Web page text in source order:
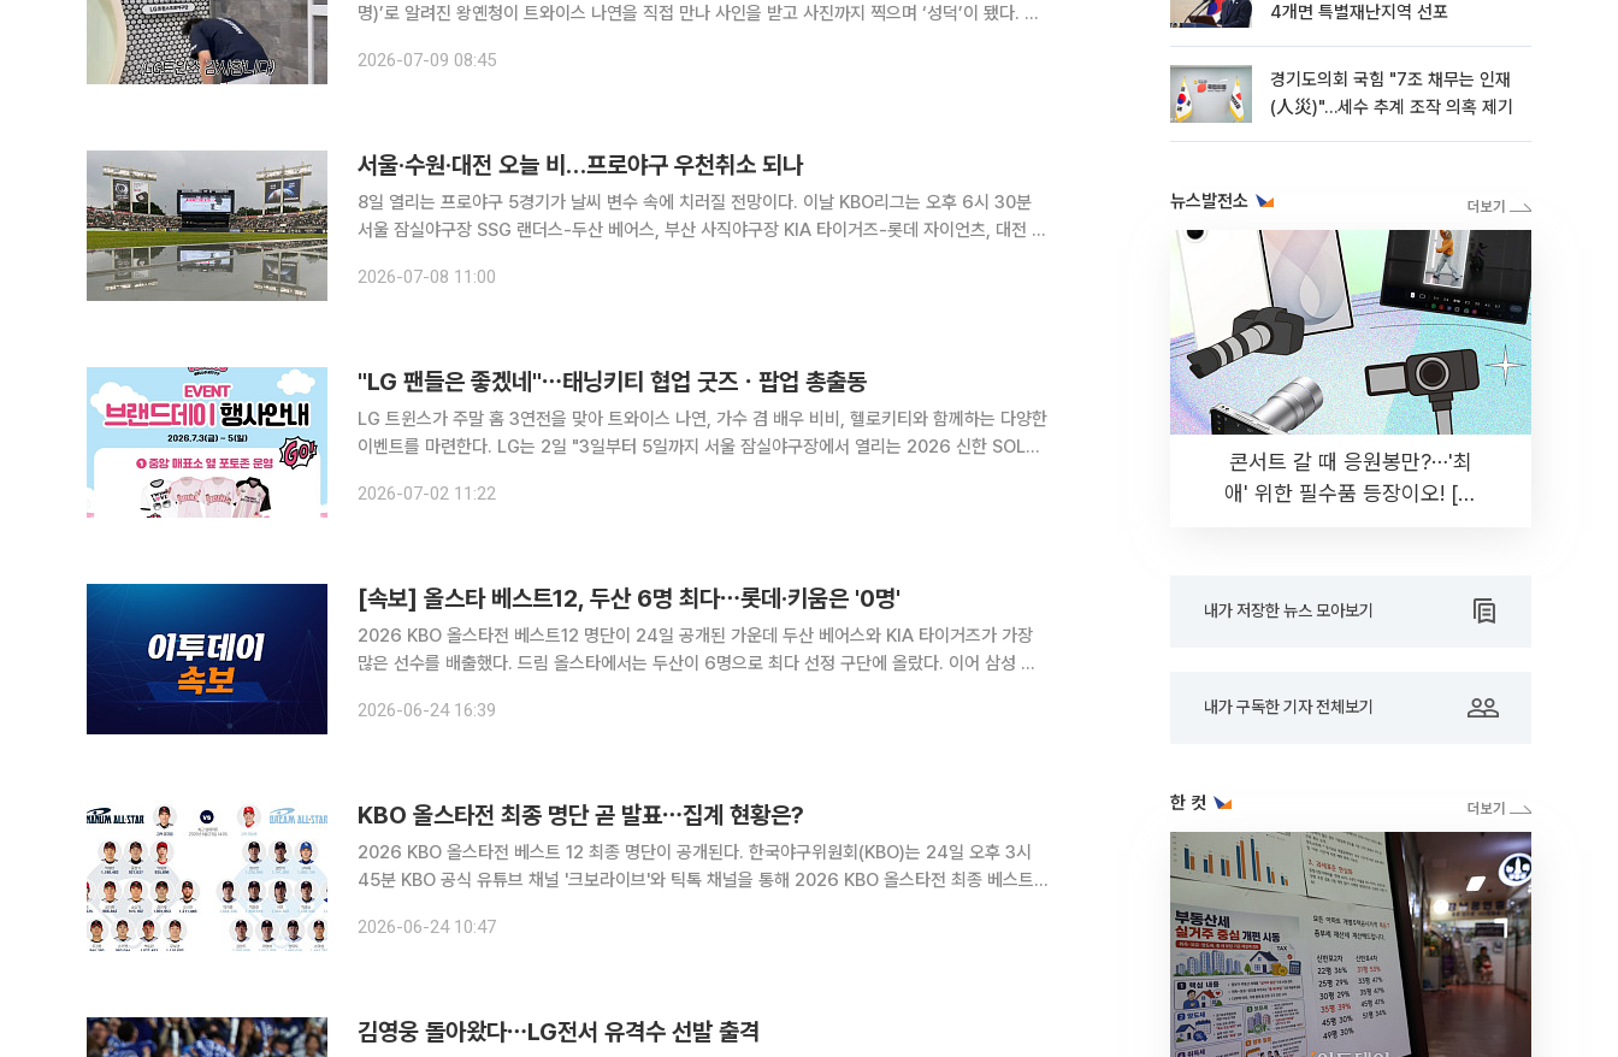
명)’로 알려진 왕옌청이 트와이스 나연을 직접 만나 사인을 받고 사진까지 찍으며 ‘성덕’이 됐다. 한
을 찾는다는 소식을 듣고 크게 들뜬 모습을 보였다. 나연은
2026-07-09 08:45
서울·수원·대전 오늘 비…프로야구 우천취소 되나
8일 열리는 프로야구 5경기가 날씨 변수 속에 치러질 전망이다. 이날 KBO리그는 오후 6시 30분
서울 잠실야구장 SSG 랜더스-두산 베어스, 부산 사직야구장 KIA 타이거즈-롯데 자이언츠, 대전 한
KT위즈파크 키움 히어로즈-kt 위즈 경기가 예정돼 있다.
2026-07-08 11:00
"LG 팬들은 좋겠네"⋯태닝키티 협업 굿즈ㆍ팝업 총출동
LG 트윈스가 주말 홈 3연전을 맞아 트와이스 나연, 가수 겸 배우 비비, 헬로키티와 함께하는 다양한
이벤트를 마련한다. LG는 2일 "3일부터 5일까지 서울 잠실야구장에서 열리는 2026 신한 SOL
3연전 첫 경기에서는 헬로키티 캐릭터가 시구를 맡아
2026-07-02 11:22
[속보] 올스타 베스트12, 두산 6명 최다⋯롯데·키움은 '0명'
2026 KBO 올스타전 베스트12 명단이 24일 공개된 가운데 두산 베어스와 KIA 타이거즈가 가장
많은 선수를 배출했다. 드림 올스타에서는 두산이 6명으로 최다 선정 구단에 올랐다. 이어 삼성 라
2026-06-24 16:39
KBO 올스타전 최종 명단 곧 발표⋯집계 현황은?
2026 KBO 올스타전 베스트 12 최종 명단이 공개된다. 한국야구위원회(KBO)는 24일 오후 3시
45분 KBO 공식 유튜브 채널 '크보라이브'와 틱톡 채널을 통해 2026 KBO 올스타전 최종 베스트
23일 오후 2시 팬 투표 마감과 함께
2026-06-24 10:47
김영웅 돌아왔다⋯LG전서 유격수 선발 출격
4개면 특별재난지역 선포
경기도의회 국힘 "7조 채무는 인재
(人災)"…세수 추계 조작 의혹 제기
뉴스발전소
콘서트 갈 때 응원봉만?⋯'최
애' 위한 필수품 등장이오! [솔
내가 저장한 뉴스 모아보기
내가 구독한 기자 전체보기
한 컷